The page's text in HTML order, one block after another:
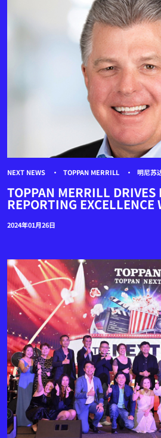
NEXT NEWS TOPPAN MERRILL 明尼苏
TOPPAN MERRILL DRIVES
REPORTING
2024年01月26日